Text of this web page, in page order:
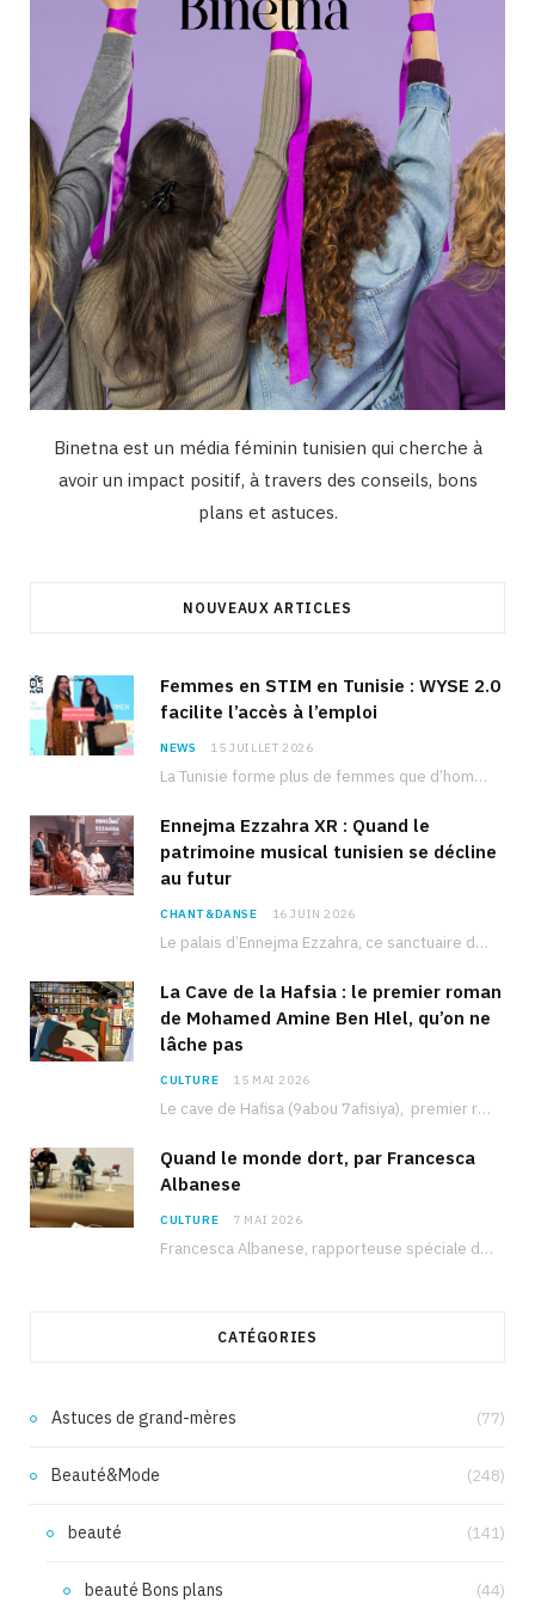
e
I
Binetna est un média féminin tunisien qui cherche à
avoir un impact positif, à travers des conseils, bons
plans et astuces.
NOUVEAUX ARTICLES
Femmes en STIM en Tunisie : WYSE 2.0
facilite l’accès à l’emploi
NEWS 15 JUILLET 2026
La Tunisie forme plus de femmes que d’hommes dans les filières scientifiques. Pourtant, pour beaucoup…
Ennejma Ezzahra XR : Quand le
patrimoine musical tunisien se décline
au futur
CHANT&DANSE 16 JUIN 2026
Le palais d’Ennejma Ezzahra, ce sanctuaire de la musique tunisienne et méditerranéenne construit par le…
La Cave de la Hafsia : le premier roman
de Mohamed Amine Ben Hlel, qu’on ne
lâche pas
CULTURE 15 MAI 2026
Le cave de Hafisa (9abou 7afisiya), premier roman du journaliste tunisien Mohamed Amine Ben Hlel,…
Quand le monde dort, par Francesca
Albanese
CULTURE 7 MAI 2026
Francesca Albanese, rapporteuse spéciale de l’ONU sur les territoires palestiniens occupés, était à Tunis pour…
CATÉGORIES
Astuces de grand-mères (77)
Beauté&Mode (248)
beauté (141)
beauté Bons plans (44)